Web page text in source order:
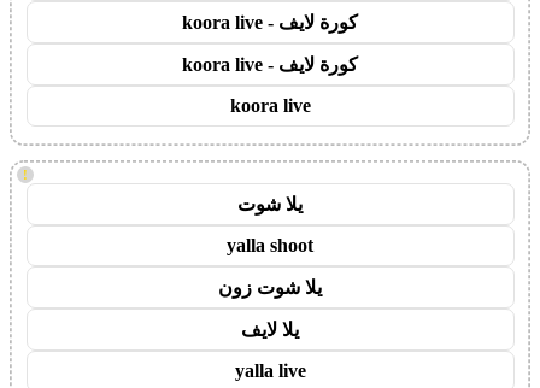
كورة لايف - koora live
كورة لايف - koora live
koora live
!
يلا شوت
yalla shoot
يلا شوت زون
يلا لايف
yalla live